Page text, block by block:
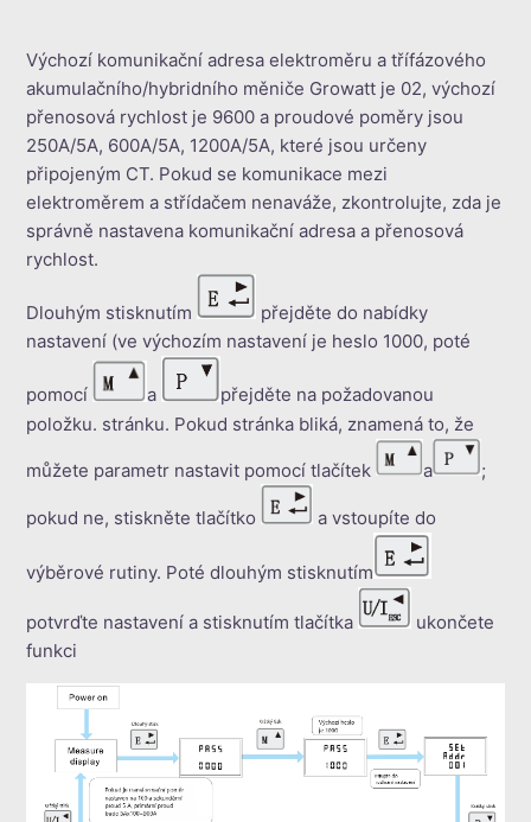
Výchozí komunikační adresa elektroměru a třífázového
akumulačního/hybridního měniče Growatt je 02, výchozí
přenosová rychlost je 9600 a proudové poměry jsou
250A/5A, 600A/5A, 1200A/5A, které jsou určeny
připojeným CT. Pokud se komunikace mezi
elektroměrem a střídačem nenaváže, zkontrolujte, zda je
správně nastavena komunikační adresa a přenosová
rychlost.
Dlouhým stisknutím
přejděte do nabídky
nastavení (ve výchozím nastavení je heslo 1000, poté
pomocí a
přejděte na požadovanou
položku. stránku. Pokud stránka bliká, znamená to, že
můžete parametr nastavit pomocí tlačítek a ;
pokud ne, stiskněte tlačítko a vstoupíte do
výběrové rutiny. Poté dlouhým stisknutím
potvrďte nastavení a stisknutím tlačítka
ukončete
funkci